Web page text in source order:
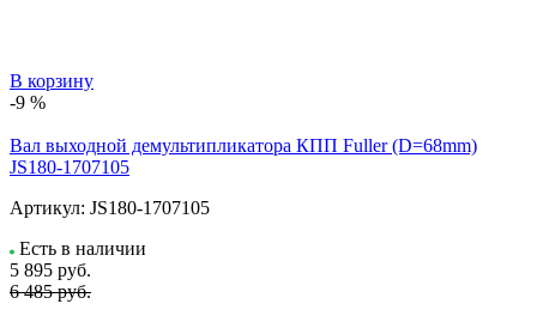
В корзину
-9 %
Вал выходной демультипликатора КПП Fuller (D=68mm)
JS180-1707105
Артикул: JS180-1707105
Есть в наличии
5 895 руб.
6 485 руб.